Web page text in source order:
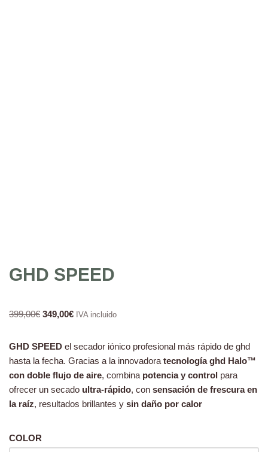
GHD SPEED
399,00€ 349,00€ IVA incluido
GHD SPEED el secador iónico profesional más rápido de ghd
hasta la fecha. Gracias a la innovadora tecnología ghd Halo™
con doble flujo de aire, combina potencia y control para
ofrecer un secado ultra-rápido, con sensación de frescura en
la raíz, resultados brillantes y sin daño por calor
COLOR